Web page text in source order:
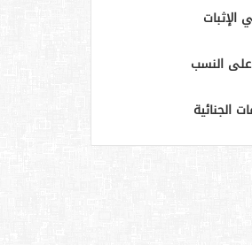
الإثبات
على النسب
الجنائية